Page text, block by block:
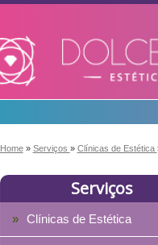
Home » Serviços » Clínicas de Estética
Serviços
Clínicas de Estética